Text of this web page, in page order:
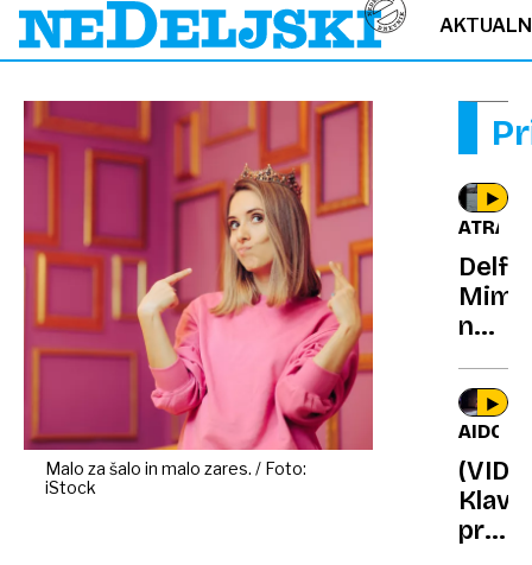
Malo za šalo in malo zares. / Foto:
iStock
Delfin
v
AIDOL